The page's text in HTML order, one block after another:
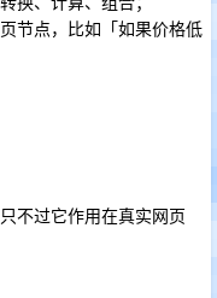
节点，比如「如果价格低
不过它作用在真实网页